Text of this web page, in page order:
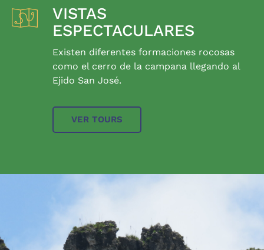
VISTAS
ESPECTACULARES
Existen diferentes formaciones rocosas
como el cerro de la campana llegando al
Ejido San José.
VER TOURS